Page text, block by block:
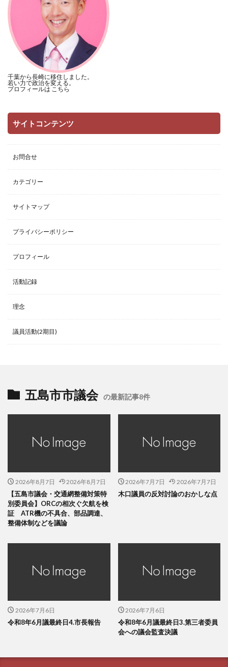
千葉から長崎に移住しました。
若い力で政治を変える。
プロフィールは こちら
サイトコンテンツ
お問合せ
カテゴリー
サイトマップ
プライバシーポリシー
プロフィール
活動記録
理念
議員活動(2期目)
五島市市議会 の最新記事8件
2026年8月7日 2026年8月7日
【五島市議会・交通網整備対策特
別委員会】ORCの相次ぐ欠航を検
証 ATR機の不具合、部品調達、
整備体制などを議論
2026年7月7日 2026年7月7日
木口議員の反対討論のおかしな点
2026年7月6日
令和8年6月議最終日4.市長報告
2026年7月6日
令和8年6月議最終日3.第三者委員
会への議会監査決議